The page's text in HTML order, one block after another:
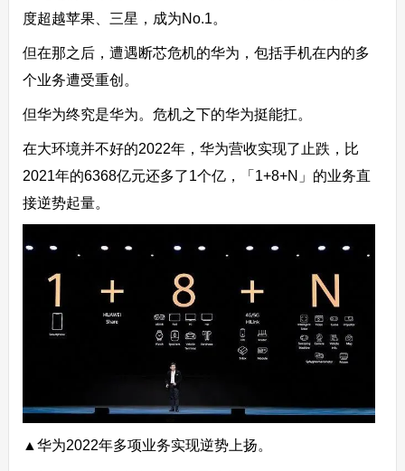
度超越苹果、三星，成为No.1。
但在那之后，遭遇断芯危机的华为，包括手机在内的多
个业务遭受重创。
但华为终究是华为。危机之下的华为挺能扛。
在大环境并不好的2022年，华为营收实现了止跌，比
2021年的6368亿元还多了1个亿，「1+8+N」的业务直
接逆势起量。
▲华为2022年多项业务实现逆势上扬。